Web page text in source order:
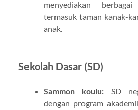
menyediakan
termasuk taman kanak-
anak.
Sekolah Dasar (SD)
Sammon koulu: SD
dengan program